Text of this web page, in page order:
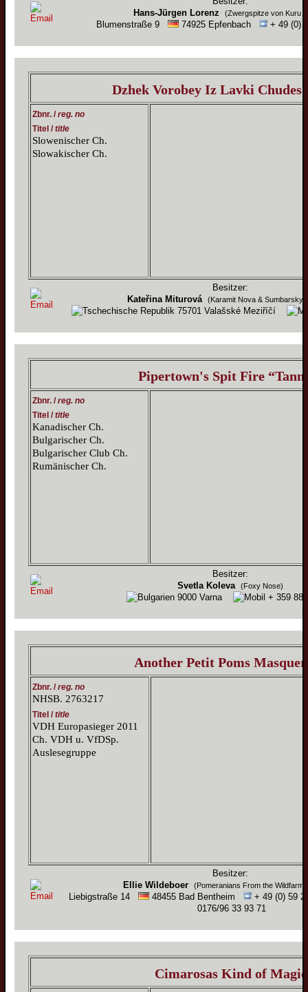
Hans-Jürgen Lorenz
(Zwergspitze von Kuru
Blumenstraße 9 74925 Epfenbach + 49 (0)
Dzhek Vorobey Iz Lavki
Zbnr. /reg. no
Titel /title
Slowenischer Ch.
Slowakischer Ch.
Besitzer:
Kateřina Miturová
(Karamit Nova & Sumbarsky
75701 Valašské Meziříčí
Pipertown's Spit Fire
Zbnr. /reg. no
Titel /title
Kanadischer Ch.
Bulgarischer Ch.
Bulgarischer Club Ch.
Rumänischer Ch.
Besitzer:
Svetla Koleva
(Foxy Nose)
9000 Varna + 359
Another Petit Poms
Zbnr. /reg. no
NHSB. 2763217
Titel /title
VDH Europasieger 2011
Ch. VDH u. VfDSp.
Auslesegruppe
Besitzer:
Ellie Wildeboer
(Pomeranians From the
Liebigstraße 14 48455 Bad Bentheim
+ 49 (0) 59
0176/96 33 93 71
Cimarosas Kind of Magic